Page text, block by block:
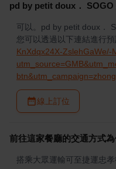
pd by petit doux． SOGO
可以。pd by petit doux．
您可以透過以下連結進行預
KnXdqx24X-ZslehGaWe/-
線上訂位
前往這家餐廳的交通方式為
搭乘大眾運輸可至捷運忠孝